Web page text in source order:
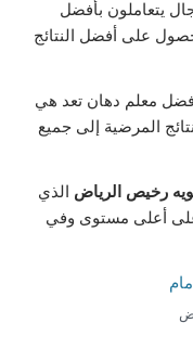
يتعاملون بأفضل
على أفضل النتائج
معلم دهان تعد هي
المرضية إلى جميع
رخيص الرياض الذي
على أعلى مستوى وفي